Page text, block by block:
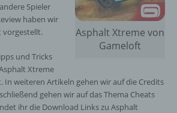
Asphalt Xtreme von
Gameloft
Spieler
haben wir
vorgestellt.
und Tricks
Xtreme
In weiteren Artikeln gehen wir auf die Credits
gehen wir auf das Thema Cheats
ihr die Download Links zu Asphalt